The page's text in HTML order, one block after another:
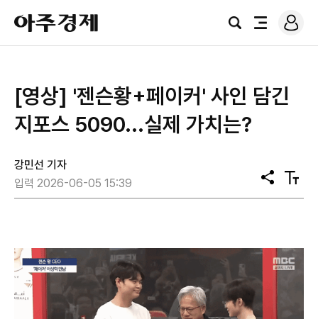
아
주
경
검
전
로
그
[영상] '젠슨황+페이커' 사인 담긴
지포스 5090...실제 가치는?
강민선 기자
입력 2026-06-05 15:39
공
유
텍
스